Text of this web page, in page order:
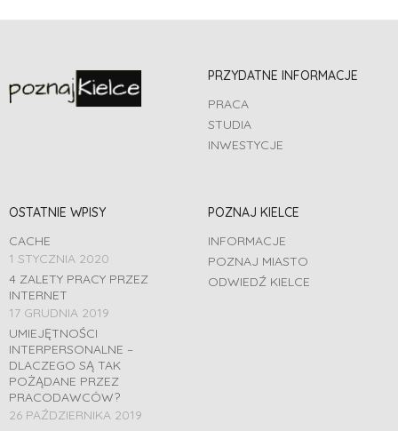
PRZYDATNE INFORMACJE
PRACA
STUDIA
INWESTYCJE
OSTATNIE WPISY
CACHE
1 STYCZNIA 2020
4 ZALETY PRACY PRZEZ
INTERNET
17 GRUDNIA 2019
UMIEJĘTNOŚCI
INTERPERSONALNE –
DLACZEGO SĄ TAK
POŻĄDANE PRZEZ
PRACODAWCÓW?
26 PAŹDZIERNIKA 2019
POZNAJ KIELCE
INFORMACJE
POZNAJ MIASTO
ODWIEDŹ KIELCE